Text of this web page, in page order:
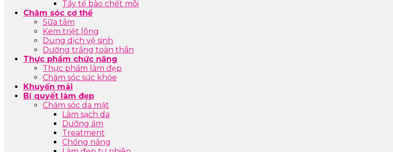
Tẩy tế bào chết môi
Chăm sóc cơ thể
Sữa tắm
Kem triệt lông
Dung dịch vệ sinh
Dưỡng trắng toàn thân
Thực phẩm chức năng
Thực phẩm làm đẹp
Chăm sóc sức khỏe
Khuyến mãi
Bí quyết làm đẹp
Chăm sóc da mặt
Làm sạch da
Dưỡng ẩm
Treatment
Chống nắng